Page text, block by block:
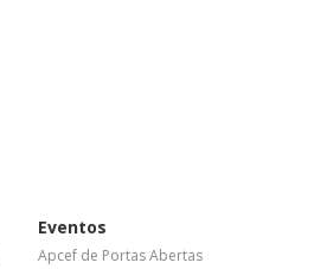
Eventos
Apcef de Portas Abertas